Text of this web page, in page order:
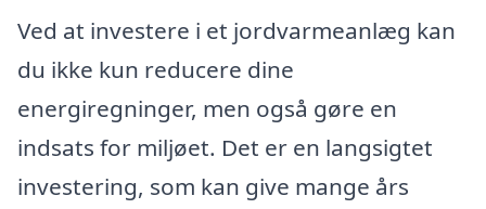
Ved at investere i et jordvarmeanlæg kan
du ikke kun reducere dine
energiregninger, men også gøre en
indsats for miljøet. Det er en langsigtet
investering, som kan give mange års